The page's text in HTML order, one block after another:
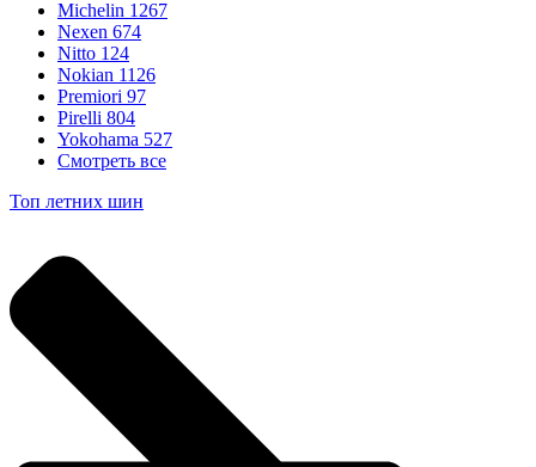
Michelin 1267
Nexen 674
Nitto 124
Nokian 1126
Premiori 97
Pirelli 804
Yokohama 527
Смотреть все
Топ летних шин